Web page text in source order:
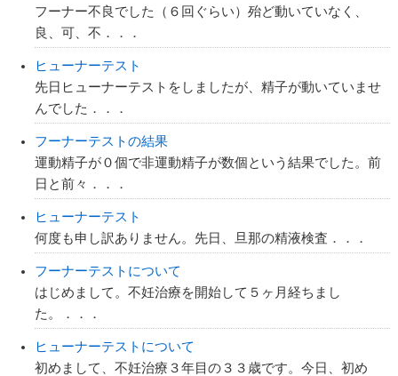
フーナー不良でした（６回ぐらい）殆ど動いていなく、
良、可、不．．．
ヒューナーテスト
先日ヒューナーテストをしましたが、精子が動いていませ
んでした．．．
フーナーテストの結果
運動精子が０個で非運動精子が数個という結果でした。前
日と前々．．．
ヒューナーテスト
何度も申し訳ありません。先日、旦那の精液検査．．．
フーナーテストについて
はじめまして。不妊治療を開始して５ヶ月経ちまし
た。．．．
ヒューナーテストについて
初めまして、不妊治療３年目の３３歳です。今日、初め